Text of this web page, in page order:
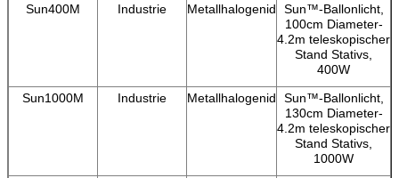
Sun400M
Industrie Metallhalogenid
Sun™-Ballonlicht,
100cm Diameter-
4.2m teleskopischer
Stand Stativs,
400W
Sun1000M
Industrie Metallhalogenid
Sun™-Ballonlicht,
130cm Diameter-
4.2m teleskopischer
Stand Stativs,
1000W